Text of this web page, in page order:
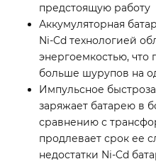
предстоящую работу
Аккумуляторная
Ni-Cd технологией
энергоемкостью, что
больше шурупов на
Импульсное
заряжает батарею в
сравнению с
продлевает срок ее
недостатки Ni-Cd